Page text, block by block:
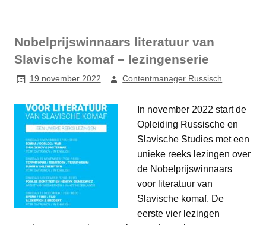
Nobelprijswinnaars literatuur van
Slavische komaf – lezingenserie
19 november 2022 Contentmanager Russisch
In november 2022 start de
Opleiding Russische en
Slavische Studies met een
unieke reeks lezingen over
de Nobelprijswinnaars
voor literatuur van
Slavische komaf. De
eerste vier lezingen